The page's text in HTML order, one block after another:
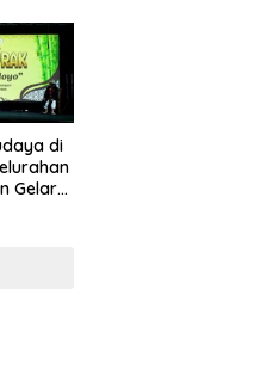
Publik
di
Gelar